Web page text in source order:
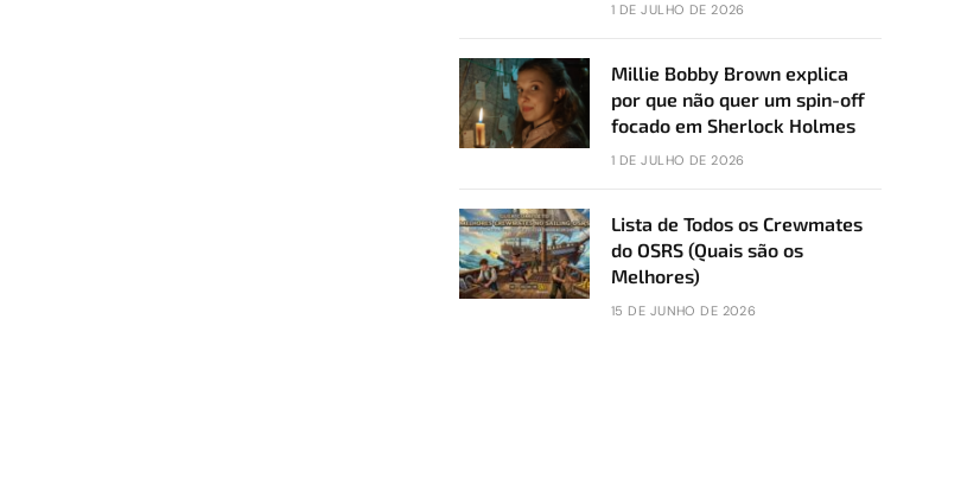
1 DE JULHO DE 2026
Millie Bobby Brown explica
por que não quer um spin-off
focado em Sherlock Holmes
1 DE JULHO DE 2026
Lista de Todos os Crewmates
do OSRS (Quais são os
Melhores)
15 DE JUNHO DE 2026